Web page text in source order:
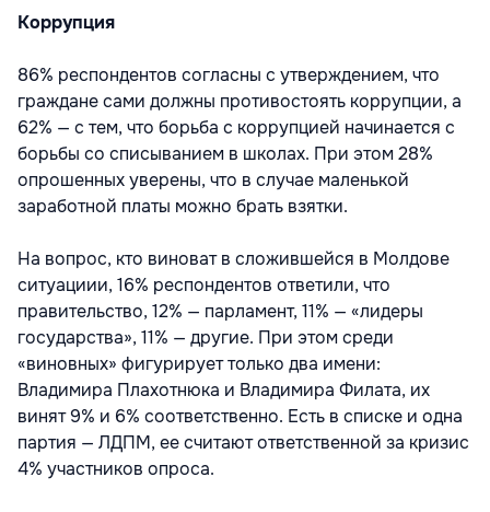
Коррупция
86% респондентов согласны с утверждением, что
граждане сами должны противостоять коррупции, а
62% — с тем, что борьба с коррупцией начинается с
борьбы со списыванием в школах. При этом 28%
опрошенных уверены, что в случае маленькой
заработной платы можно брать взятки.
На вопрос, кто виноват в сложившейся в Молдове
ситуациии, 16% респондентов ответили, что
правительство, 12% — парламент, 11% — «лидеры
государства», 11% — другие. При этом среди
«виновных» фигурирует только два имени:
Владимира Плахотнюка и Владимира Филата, их
винят 9% и 6% соответственно. Есть в списке и одна
партия — ЛДПМ, ее считают ответственной за кризис
4% участников опроса.